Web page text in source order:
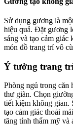
Sử dụng gương là
hiệu quả. Đặt gương
sáng và tạo cảm
món đồ trang trí vô
Ý tưởng trang
Phòng ngủ trong căn
thư giãn. Chọn
tiết kiệm không gian.
tạo cảm giác thoải
tăng tính thẩm mỹ và